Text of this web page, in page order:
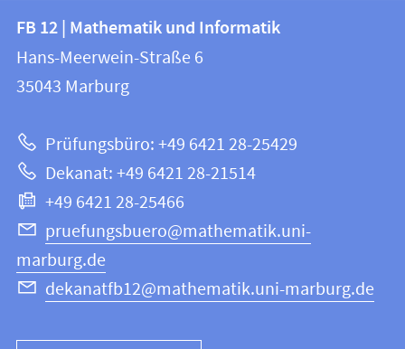
Kontakt
und
Informationen
Website
FB
12
|
und
Informatik
FB 12 | Mathematik und Informatik
Hans-Meerwein-Straße 6
35043 Marburg
Prüfungsbüro: +49 6421 28-25429
Dekanat: +49 6421 28-21514
+49 6421 28-25466
pruefungsbuero@mathematik.uni-
marburg.de
dekanatfb12@mathematik.uni-marburg.de